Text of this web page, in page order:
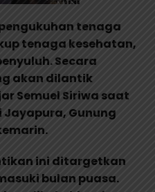
tenaga
tenaga kesehatan,
Secara
akan dilantik
Semuel Siriwa saat
Gunung
ini ditargetkan
bulan puasa.